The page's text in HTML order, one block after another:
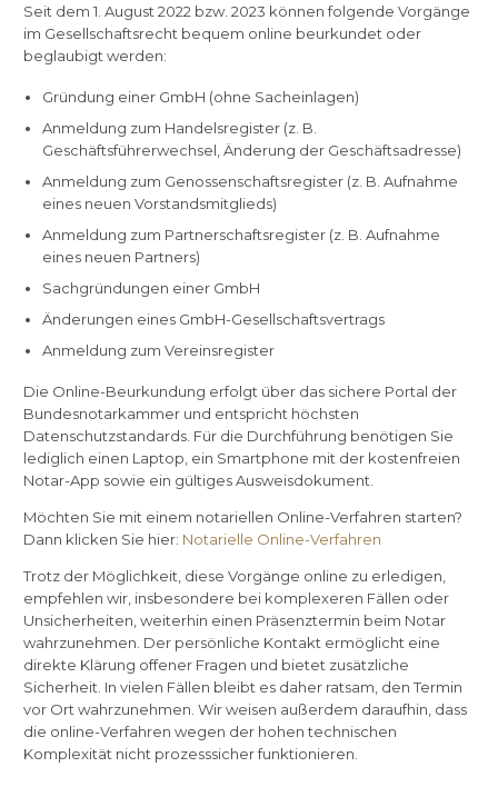
Seit dem 1. August 2022 bzw. 2023 können folgende Vorgänge
im Gesellschaftsrecht bequem online beurkundet oder
beglaubigt werden:
Gründung einer GmbH (ohne Sacheinlagen)
Anmeldung zum Handelsregister (z. B.
Geschäftsführerwechsel, Änderung der Geschäftsadresse)
Anmeldung zum Genossenschaftsregister (z. B. Aufnahme
eines neuen Vorstandsmitglieds)
Anmeldung zum Partnerschaftsregister (z. B. Aufnahme
eines neuen Partners)
Sachgründungen einer GmbH
Änderungen eines GmbH-Gesellschaftsvertrags
Anmeldung zum Vereinsregister
Die Online-Beurkundung erfolgt über das sichere Portal der
Bundesnotarkammer und entspricht höchsten
Datenschutzstandards. Für die Durchführung benötigen Sie
lediglich einen Laptop, ein Smartphone mit der kostenfreien
Notar-App sowie ein gültiges Ausweisdokument.
Möchten Sie mit einem notariellen Online-Verfahren starten?
Dann klicken Sie hier: Notarielle Online-Verfahren
Trotz der Möglichkeit, diese Vorgänge online zu erledigen,
empfehlen wir, insbesondere bei komplexeren Fällen oder
Unsicherheiten, weiterhin einen Präsenztermin beim Notar
wahrzunehmen. Der persönliche Kontakt ermöglicht eine
direkte Klärung offener Fragen und bietet zusätzliche
Sicherheit. In vielen Fällen bleibt es daher ratsam, den Termin
vor Ort wahrzunehmen. Wir weisen außerdem daraufhin, dass
die online-Verfahren wegen der hohen technischen
Komplexität nicht prozesssicher funktionieren.